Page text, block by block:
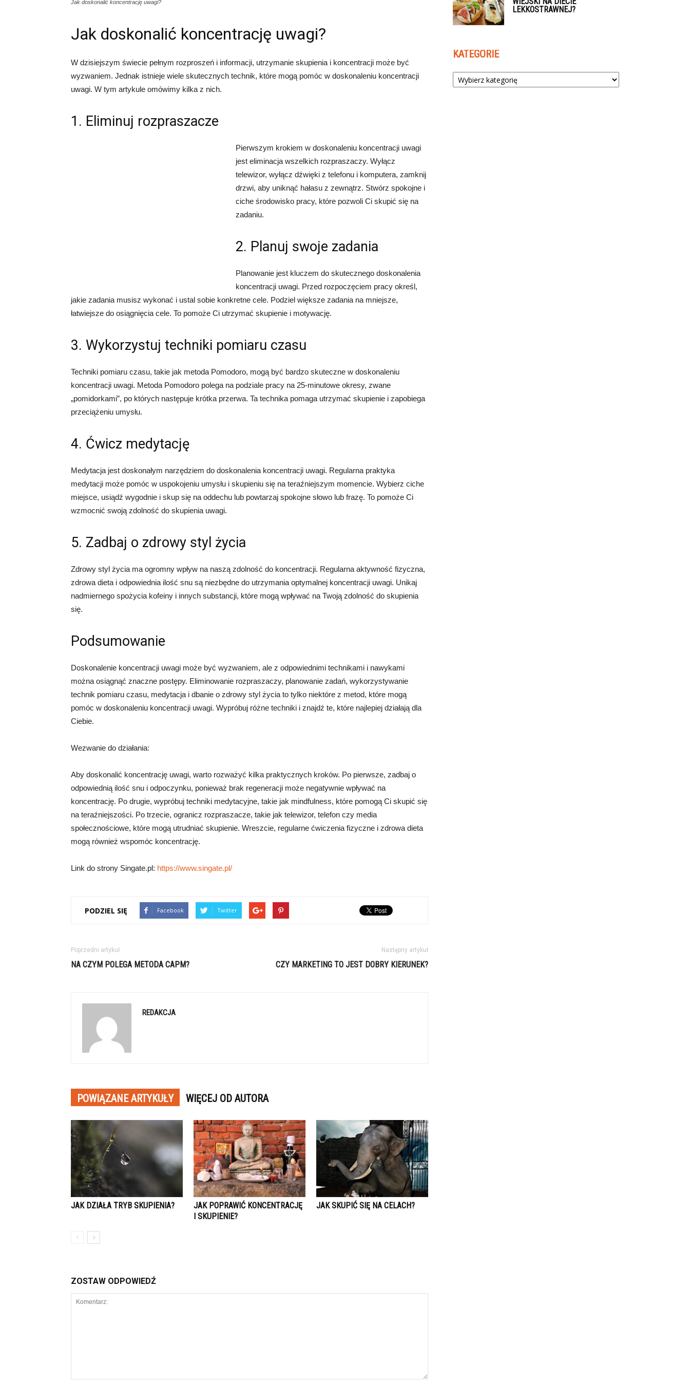
Jak doskonalić koncentrację uwagi?
Jak doskonalić koncentrację uwagi?
W dzisiejszym świecie pełnym rozproszeń i informacji, utrzymanie skupienia i koncentracji może być
wyzwaniem. Jednak istnieje wiele skutecznych technik, które mogą pomóc w doskonaleniu koncentracji
uwagi. W tym artykule omówimy kilka z nich.
1. Eliminuj rozpraszacze
Pierwszym krokiem w doskonaleniu koncentracji uwagi
jest eliminacja wszelkich rozpraszaczy. Wyłącz
telewizor, wyłącz dźwięki z telefonu i komputera, zamknij
drzwi, aby uniknąć hałasu z zewnątrz. Stwórz spokojne i
ciche środowisko pracy, które pozwoli Ci skupić się na
zadaniu.
2. Planuj swoje zadania
Planowanie jest kluczem do skutecznego doskonalenia
koncentracji uwagi. Przed rozpoczęciem pracy określ,
jakie zadania musisz wykonać i ustal sobie konkretne cele. Podziel większe zadania na mniejsze,
łatwiejsze do osiągnięcia cele. To pomoże Ci utrzymać skupienie i motywację.
3. Wykorzystuj techniki pomiaru czasu
Techniki pomiaru czasu, takie jak metoda Pomodoro, mogą być bardzo skuteczne w doskonaleniu
koncentracji uwagi. Metoda Pomodoro polega na podziale pracy na 25-minutowe okresy, zwane
„pomidorkami”, po których następuje krótka przerwa. Ta technika pomaga utrzymać skupienie i zapobiega
przeciążeniu umysłu.
4. Ćwicz medytację
Medytacja jest doskonałym narzędziem do doskonalenia koncentracji uwagi. Regularna praktyka
medytacji może pomóc w uspokojeniu umysłu i skupieniu się na teraźniejszym momencie. Wybierz ciche
miejsce, usiądź wygodnie i skup się na oddechu lub powtarzaj spokojne słowo lub frazę. To pomoże Ci
wzmocnić swoją zdolność do skupienia uwagi.
5. Zadbaj o zdrowy styl życia
Zdrowy styl życia ma ogromny wpływ na naszą zdolność do koncentracji. Regularna aktywność fizyczna,
zdrowa dieta i odpowiednia ilość snu są niezbędne do utrzymania optymalnej koncentracji uwagi. Unikaj
nadmiernego spożycia kofeiny i innych substancji, które mogą wpływać na Twoją zdolność do skupienia
się.
Podsumowanie
Doskonalenie koncentracji uwagi może być wyzwaniem, ale z odpowiednimi technikami i nawykami
można osiągnąć znaczne postępy. Eliminowanie rozpraszaczy, planowanie zadań, wykorzystywanie
technik pomiaru czasu, medytacja i dbanie o zdrowy styl życia to tylko niektóre z metod, które mogą
pomóc w doskonaleniu koncentracji uwagi. Wypróbuj różne techniki i znajdź te, które najlepiej działają dla
Ciebie.
Wezwanie do działania:
Aby doskonalić koncentrację uwagi, warto rozważyć kilka praktycznych kroków. Po pierwsze, zadbaj o
odpowiednią ilość snu i odpoczynku, ponieważ brak regeneracji może negatywnie wpływać na
koncentrację. Po drugie, wypróbuj techniki medytacyjne, takie jak mindfulness, które pomogą Ci skupić się
na teraźniejszości. Po trzecie, ogranicz rozpraszacze, takie jak telewizor, telefon czy media
społecznościowe, które mogą utrudniać skupienie. Wreszcie, regularne ćwiczenia fizyczne i zdrowa dieta
mogą również wspomóc koncentrację.
Link do strony Singate.pl: https://www.singate.pl/
PODZIEL SIĘ Facebook Twitter
Poprzedni artykuł
NA CZYM POLEGA METODA CAPM?
Następny artykuł
CZY MARKETING TO JEST DOBRY KIERUNEK?
REDAKCJA
POWIĄZANE ARTYKUŁY WIĘCEJ OD AUTORA
JAK DZIAŁA TRYB SKUPIENIA?
JAK POPRAWIĆ KONCENTRACJĘ
I SKUPIENIE?
JAK SKUPIĆ SIĘ NA CELACH?
ZOSTAW ODPOWIEDŹ
LEKKOSTRAWNEJ?
KATEGORIE
Kategorie